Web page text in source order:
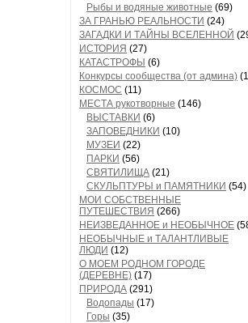
Рыбы и водяные животные (69)
ЗА ГРАНЬЮ РЕАЛЬНОСТИ (24)
ЗАГАДКИ И ТАЙНЫ ВСЕЛЕННОЙ
ИСТОРИЯ (27)
КАТАСТРОФЫ (6)
Конкурсы сообщества (от админа)
КОСМОС (11)
МЕСТА рукотворные (146)
ВЫСТАВКИ (6)
ЗАПОВЕДНИКИ (10)
МУЗЕИ (22)
ПАРКИ (56)
СВЯТИЛИЩА (21)
СКУЛЬПТУРЫ и ПАМЯТНИКИ (54)
МОИ СОБСТВЕННЫЕ
ПУТЕШЕСТВИЯ (266)
НЕИЗВЕДАННОЕ и НЕОБЫЧНОЕ
НЕОБЫЧНЫЕ и ТАЛАНТЛИВЫЕ
ЛЮДИ (12)
О МОЕМ РОДНОМ ГОРОДЕ
(ДЕРЕВНЕ) (17)
ПРИРОДА (291)
Водопады (17)
Горы (35)